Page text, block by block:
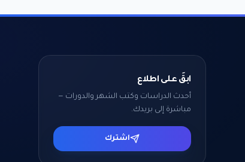
ابقَ على اطلاع
أحدث الدراسات وكتب الشهر والدورات —
مباشرة إلى بريدك.
اشترك